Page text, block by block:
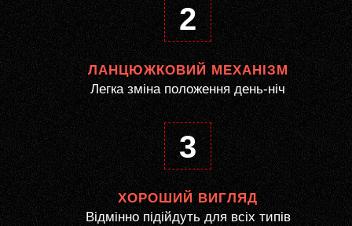
2
ЛАНЦЮЖКОВИЙ МЕХАНІЗМ
Легка зміна положення день-ніч
3
ХОРОШИЙ ВИГЛЯД
Відмінно підійдуть для всіх типів